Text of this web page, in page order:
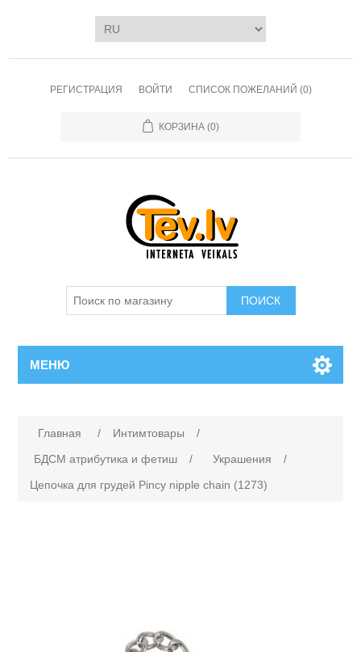
РЕГИСТРАЦИЯ ВОЙТИ СПИСОК ПОЖЕЛАНИЙ (0)
КОРЗИНА (0)
ПОИСК
МЕНЮ
Главная / Интимтовары
/
БДСМ атрибутика и фетиш
/ Украшения
/
Цепочка для грудей Pincy nipple chain (1273)